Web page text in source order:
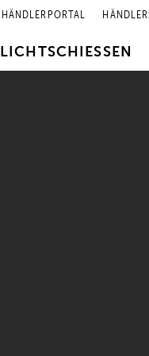
HÄNDLERPORTAL
LICHTSCHIESSEN